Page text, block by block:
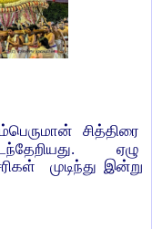
சித்திரை
ஏழு
முடிந்து இன்று